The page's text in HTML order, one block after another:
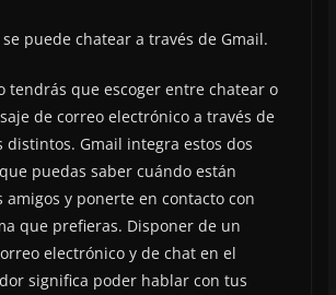
puede chatear a través de Gmail.
tendrás que escoger entre chatear o
de correo electrónico a través de
distintos. Gmail integra estos dos
puedas saber cuándo están
amigos y ponerte en contacto con
que prefieras. Disponer de un
electrónico y de chat en el
significa poder hablar con tus